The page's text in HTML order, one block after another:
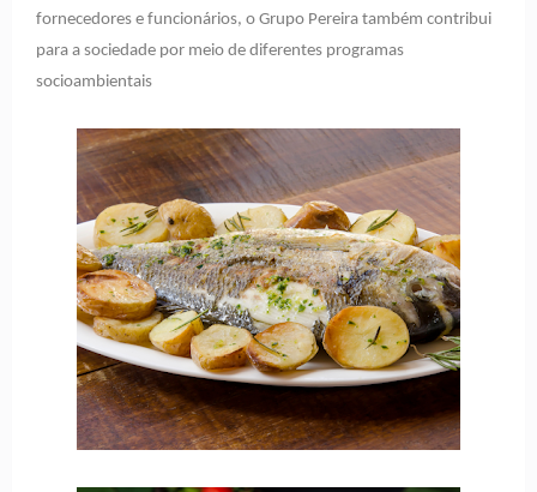
fornecedores e funcionários, o Grupo Pereira também contribui
para a sociedade por meio de diferentes programas
socioambientais